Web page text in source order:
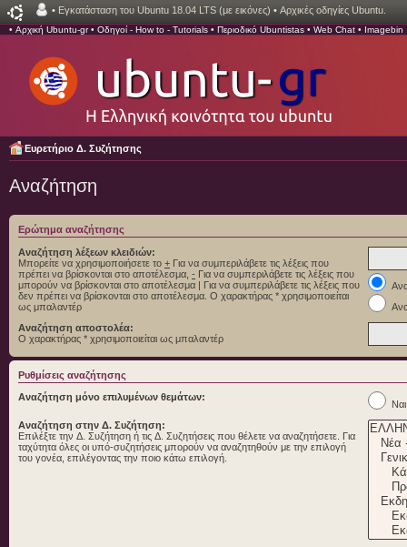
• Εγκατάσταση του Ubuntu 18.04 LTS (με εικόνες) • Αρχικές οδηγίες Ubuntu.
• Αρχική Ubuntu-gr• Οδηγοί - How to - Tutorials • Περιοδικό Ubuntistas • Web Chat • Imagebin
Ευρετήριο Δ. Συζήτησης
Αναζήτηση
Ερώτημα αναζήτησης
Αναζήτηση λέξεων κλειδιών:
Μπορείτε να χρησιμοποιήσετε το + Για να συμπεριλάβετε τις λέξεις που
πρέπει να βρίσκονται στο αποτέλεσμα, - Για να συμπεριλάβετε τις λέξεις που
μπορούν να βρίσκονται στο αποτέλεσμα | Για να συμπεριλάβετε τις λέξεις που
δεν πρέπει να βρίσκονται στο αποτέλεσμα. Ο χαρακτήρας * χρησιμοποιείται
ως μπαλαντέρ
Αναζήτηση αποστολέα:
Ο χαρακτήρας * χρησιμοποιείται ως μπαλαντέρ
Ρυθμίσεις αναζήτησης
Αναζήτηση μόνο επιλυμένων θεμάτων:
Ναι
Αναζήτηση στην Δ. Συζήτηση:
Επιλέξτε την Δ. Συζήτηση ή τις Δ. Συζητήσεις που θέλετε να αναζητήσετε. Για
ταχύτητα όλες οι υπό-συζητήσεις μπορούν να αναζητηθούν με την επιλογή
του γονέα, επιλέγοντας την ποιο κάτω επιλογή.